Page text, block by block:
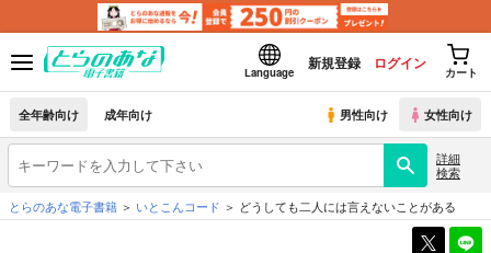
Language
新規登録 ログイン
カート
全年齢向け 成年向け 男性向け 女性向け
詳細
検索
とらのあな電子書籍
いとこんコード どうしても二人には言えないことがある